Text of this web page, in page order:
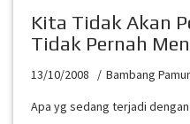
Kita Tidak Akan
Tidak Pernah
13/10/2008
Bambang
Apa yg sedang terjadi